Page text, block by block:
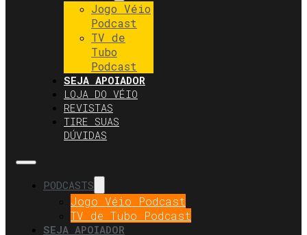
Jogo Véio
Podcast
TV de
Tubo
Podcast
SEJA APOIADOR
LOJA DO VÉIO
REVISTAS
TIRE SUAS
DÚVIDAS
PODCASTS
Jogo Véio Podcast
TV de Tubo Podcast
SEJA APOIADOR